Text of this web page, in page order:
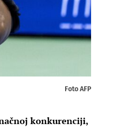
Foto AFP
konkurenciji,